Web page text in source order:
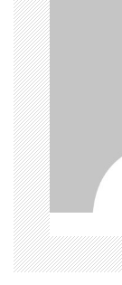
c
e
p
r
o
p
ř
í